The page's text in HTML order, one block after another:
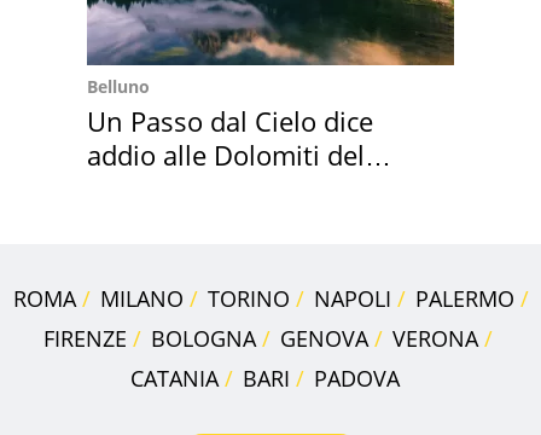
Belluno
Un Passo dal Cielo dice
addio alle Dolomiti del
ROMA MILANO TORINO NAPOLI
PALERMO
FIRENZE
BOLOGNA GENOVA
VERONA
CATANIA
BARI PADOVA